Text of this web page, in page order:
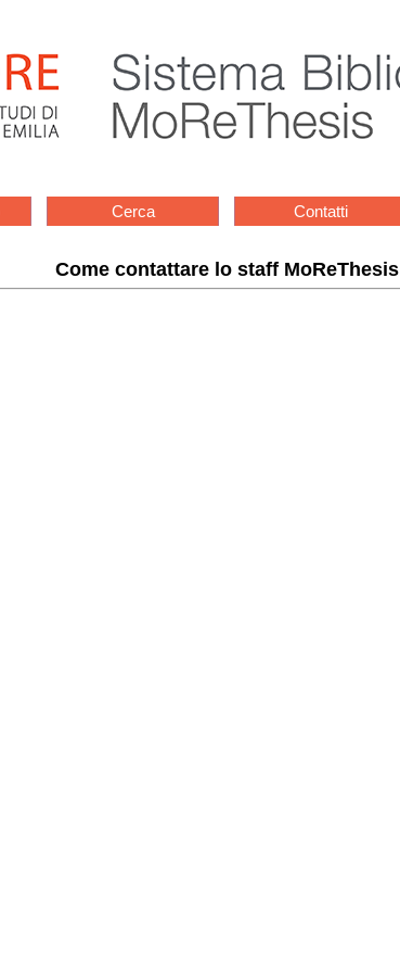
Cerca Contatti
Come contattare lo staff MoReThesis